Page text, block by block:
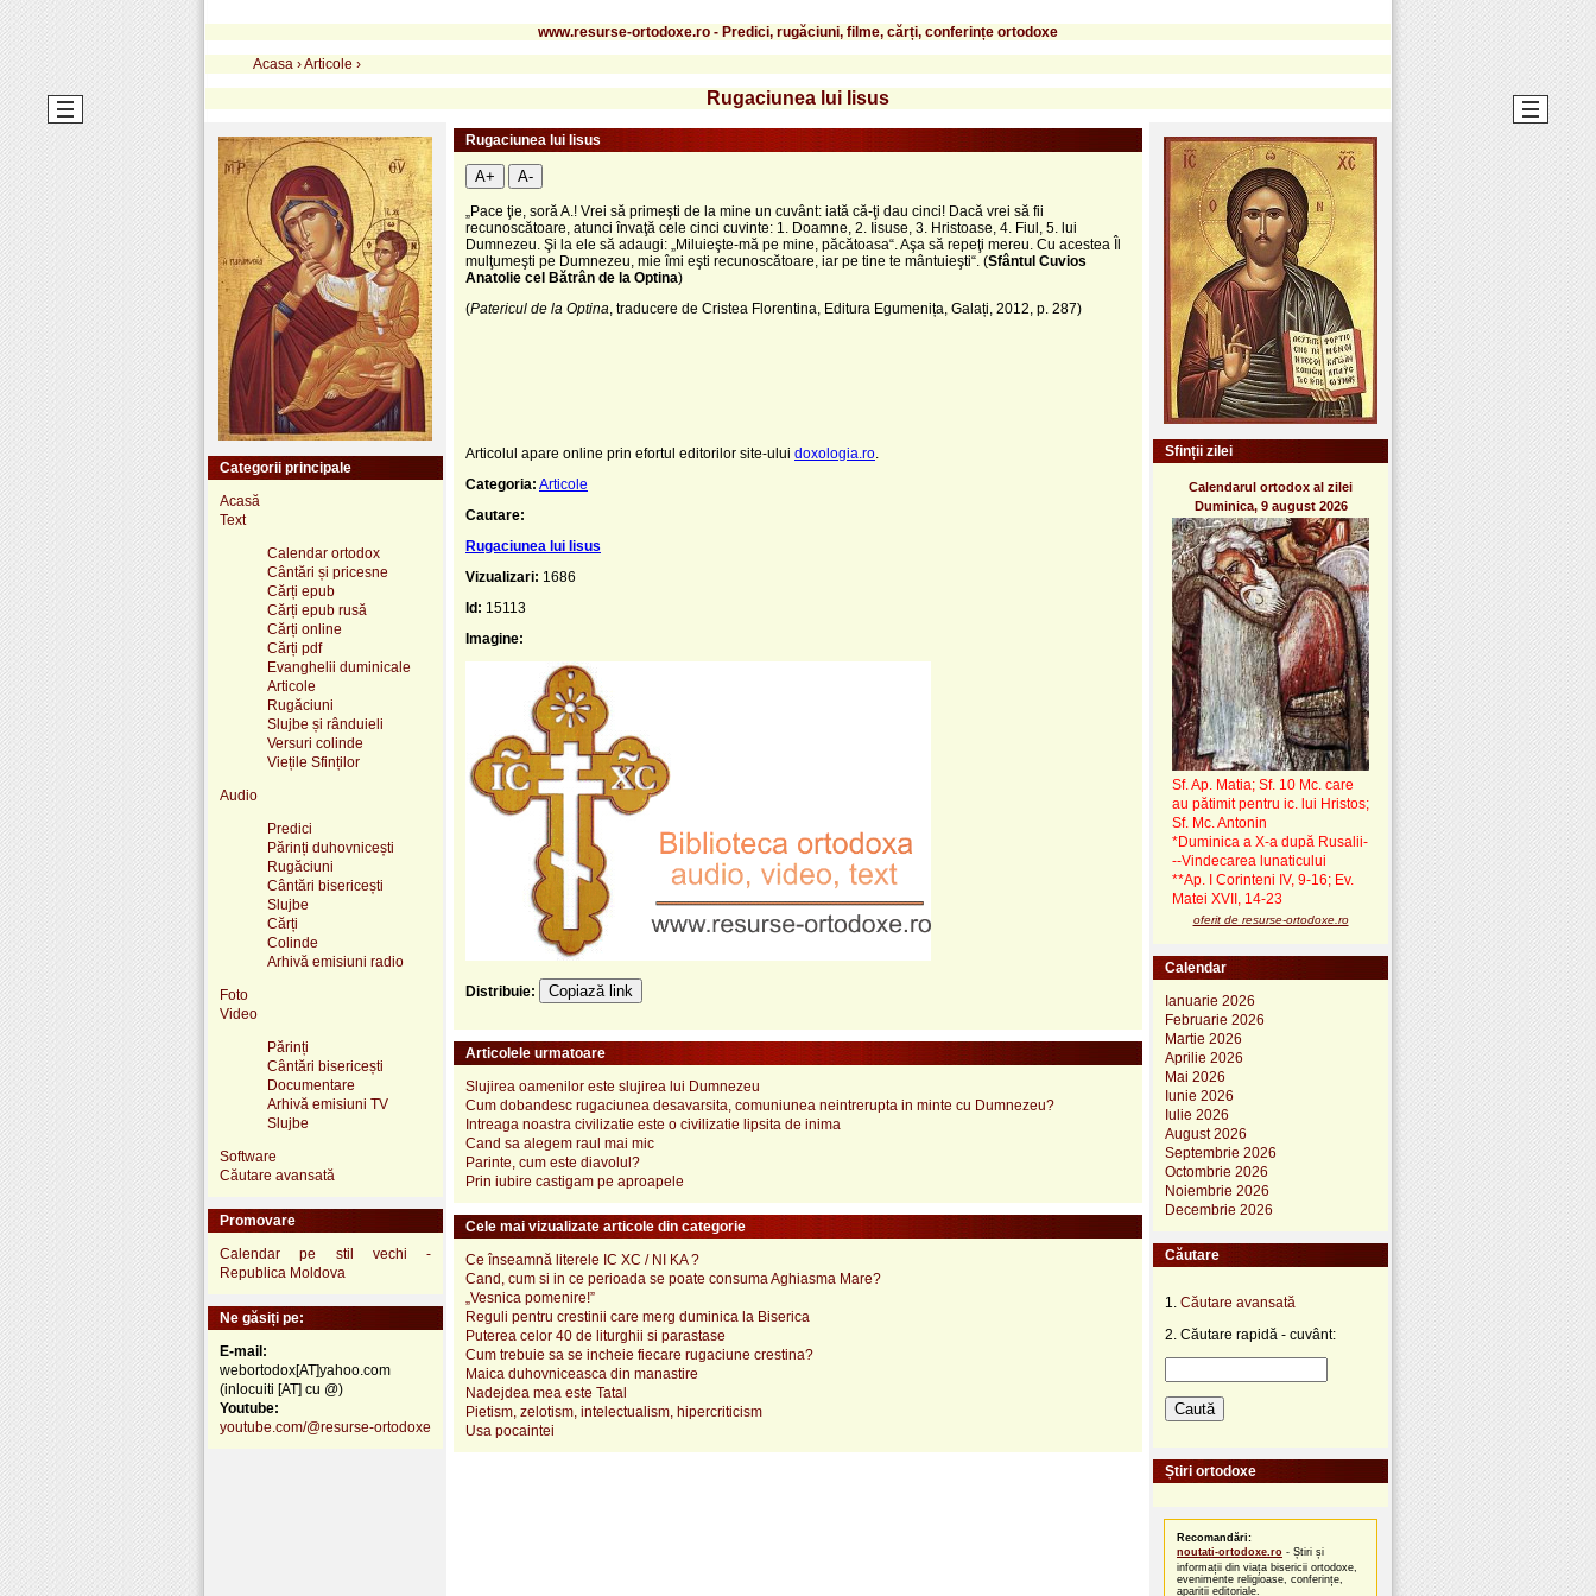
www.resurse-ortodoxe.ro - Predici, rugăciuni, filme, cărți, conferințe ortodoxe
Acasa ›Articole ›
Rugaciunea lui Iisus
Rugaciunea lui Iisus
A+ A-
„Pace ţie, soră A.! Vrei să primeşti de la mine un cuvânt: iată că-ţi dau cinci! Dacă vrei să fii
recunoscătoare, atunci învaţă cele cinci cuvinte: 1. Doamne, 2. Iisuse, 3. Hristoase, 4. Fiul, 5. lui
Dumnezeu. Şi la ele să adaugi: „Miluieşte-mă pe mine, păcătoasa“. Aşa să repeţi mereu. Cu acestea Îl
mulţumeşti pe Dumnezeu, mie îmi eşti recunoscătoare, iar pe tine te mântuieşti“. (Sfântul Cuvios
Anatolie cel Bătrân de la Optina)
(Patericul de la Optina , traducere de Cristea Florentina, Editura Egumenița, Galați, 2012, p. 287)
Articolul apare online prin efortul editorilor site-ului doxologia.ro
Categoria: Articole
Cautare:
Rugaciunea lui Iisus
Vizualizari: 1686
Id: 15113
Imagine:
Distribuie: Copiază link
Articolele urmatoare
Slujirea oamenilor este slujirea lui Dumnezeu
Cum dobandesc rugaciunea desavarsita, comuniunea neintrerupta in minte cu Dumnezeu?
Intreaga noastra civilizatie este o civilizatie lipsita de inima
Cand sa alegem raul mai mic
Parinte, cum este diavolul?
Prin iubire castigam pe aproapele
Cele mai vizualizate articole din categorie
Ce înseamnă literele IC XC / NI KA ?
Cand, cum si in ce perioada se poate consuma Aghiasma Mare?
„Vesnica pomenire!”
Reguli pentru crestinii care merg duminica la Biserica
Puterea celor 40 de liturghii si parastase
Cum trebuie sa se incheie fiecare rugaciune crestina?
Maica duhovniceasca din manastire
Nadejdea mea este Tatal
Pietism, zelotism, intelectualism, hipercriticism
Usa pocaintei
Categorii principale
Acasă
Text
Calendar ortodox
Cântări și pricesne
Cărți epub
Cărți epub rusă
Cărți online
Cărți pdf
Evanghelii duminicale
Articole
Rugăciuni
Slujbe și rânduieli
Versuri colinde
Viețile Sfinților
Audio
Predici
Părinți duhovnicești
Rugăciuni
Cântări bisericești
Slujbe
Cărți
Colinde
Arhivă emisiuni radio
Foto
Video
Părinți
Cântări bisericești
Documentare
Arhivă emisiuni TV
Slujbe
Software
Căutare avansată
Promovare
Calendar pe stil vechi -
Republica Moldova
Ne găsiți pe:
E-mail:
webortodox[AT]yahoo.com
(inlocuiti [AT] cu @)
Youtube:
youtube.com/@resurse-ortodoxe
Sfinții zilei
Calendarul ortodox al zilei
Duminica, 9 august 2026
Sf. Ap. Matia; Sf. 10 Mc. care
au pătimit pentru ic. lui Hristos;
Sf. Mc. Antonin
*Duminica a X-a după Rusalii-
--Vindecarea lunaticului
**Ap. I Corinteni IV, 9-16; Ev.
Matei XVII, 14-23
oferit de resurse-ortodoxe.ro
Calendar
Ianuarie 2026
Februarie 2026
Martie 2026
Aprilie 2026
Mai 2026
Iunie 2026
Iulie 2026
August 2026
Septembrie 2026
Octombrie 2026
Noiembrie 2026
Decembrie 2026
Căutare
1. Căutare avansată
2. Căutare rapidă - cuvânt:
Știri ortodoxe
Recomandări:
noutati-ortodoxe.ro - Știri și
informații din viața bisericii ortodoxe,
evenimente religioase, conferințe,
apariții editoriale.